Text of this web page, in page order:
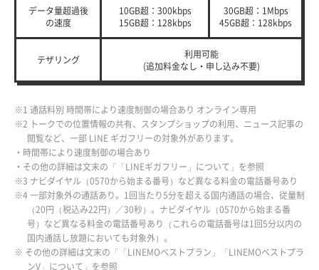
データ量超過後
の速度
10GB超：300kbps
15GB超：128kbps
30GB超：1Mbps
45GB超：128kbps
テザリング
利用可能
(追加料金なし・申し込み不要)
※1 通話料別 時間帯により速度制御の場合あり オンライン専用
※2 トークでの位置情報の共有、スタンプショップの利用、ニュース記事の
閲覧など、一部 LINE ギガフリーの対象外があります。
・時間帯により速度制御の場合あり
・その他の詳細は文末の「「LINEギガフリー」について」を参照
※3 ナビダイヤル（0570から始まる番号）など異なる料金の電話番号あり
※4 一部対象外の通話あり。1回当たり5分を超える国内通話の場合、従量制
（20円（税込み22円）／30秒）。ナビダイヤル（0570から始まる番
号）など異なる料金の電話番号あり（これらの電話番号は1回5分以内の
国内通話し放題においても対象外）。
※ その他の詳細は文末の「「LINEMOベストプラン」「LINEMOベストプラ
ンV」について」を参照